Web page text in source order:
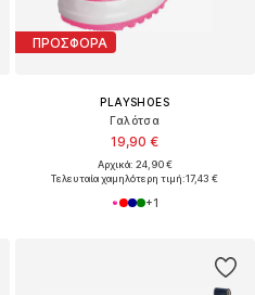
ΠΡΟΣΦΟΡΑ
PLAYSHOES
Γαλότσα
19,90 €
Αρχικά: 24,90 €
Τελευταία χαμηλότερη τιμή:17,43 €
+1